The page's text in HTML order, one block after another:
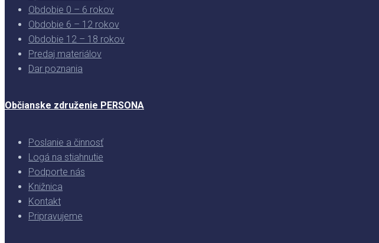
Obdobie 0 – 6 rokov
Obdobie 6 – 12 rokov
Obdobie 12 – 18 rokov
Predaj materiálov
Dar poznania
Občianske združenie PERSONA
Poslanie a činnosť
Logá na stiahnutie
Podporte nás
Knižnica
Kontakt
Pripravujeme